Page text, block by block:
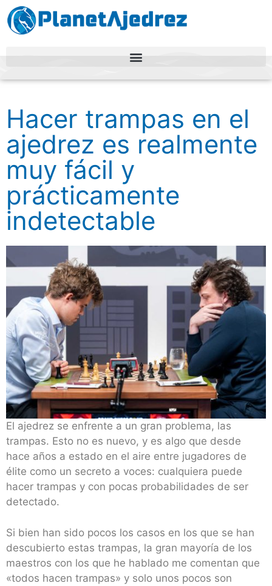
Hacer trampas en el
ajedrez es realmente
muy fácil y
prácticamente
indetectable
El ajedrez se enfrente a un gran problema, las
trampas. Esto no es nuevo, y es algo que desde
hace años a estado en el aire entre jugadores de
élite como un secreto a voces: cualquiera puede
hacer trampas y con pocas probabilidades de ser
detectado.
Si bien han sido pocos los casos en los que se han
descubierto estas trampas, la gran mayoría de los
maestros con los que he hablado me comentan que
«todos hacen trampas» y solo unos pocos son